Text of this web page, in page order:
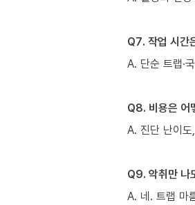
Q7. 작업 시간
A. 단순 트랩·
Q8. 비용은 어
A. 진단 난이
Q9. 악취만 나
A. 네. 트랩 마